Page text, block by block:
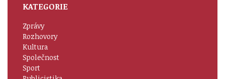
KATEGORIE
Zprávy
Rozhovory
Kultura
Společnost
Sport